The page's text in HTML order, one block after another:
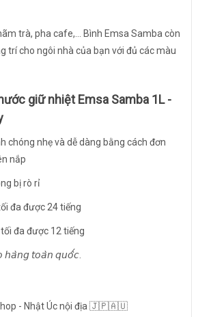
trà, pha cafe,... Bình Emsa Samba còn
trí cho ngôi nhà của bạn với đủ các màu
giữ nhiệt Emsa Samba 1L -
chóng nhẹ và dễ dàng bằng cách đơn
nắp
bị rò rỉ
đa được 24 tiếng
đa được 12 tiếng
𝘩𝘢̀𝘯𝘨 𝘵𝘰𝘢̀𝘯 𝘲𝘶𝘰̂́𝘤.
- Nhật Úc nội địa 🇯🇵🇦🇺